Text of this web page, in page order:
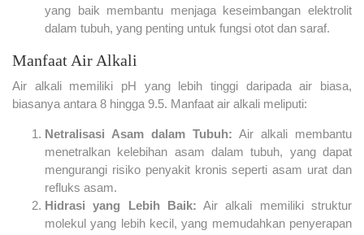
yang baik membantu menjaga keseimbangan elektrolit
dalam tubuh, yang penting untuk fungsi otot dan saraf.
Manfaat Air Alkali
Air alkali memiliki pH yang lebih tinggi daripada air biasa,
biasanya antara 8 hingga 9.5. Manfaat air alkali meliputi:
Netralisasi Asam dalam Tubuh: Air alkali membantu
menetralkan kelebihan asam dalam tubuh, yang dapat
mengurangi risiko penyakit kronis seperti asam urat dan
refluks asam.
Hidrasi yang Lebih Baik: Air alkali memiliki struktur
molekul yang lebih kecil, yang memudahkan penyerapan